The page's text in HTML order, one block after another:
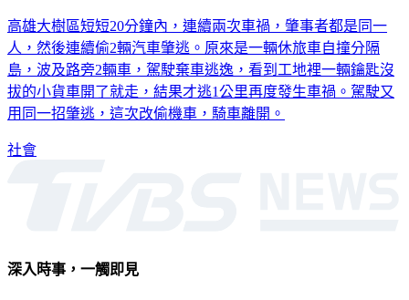
高雄大樹區短短20分鐘內，連續兩次車禍，肇事者都是同一
人，然後連續偷2輛汽車肇逃。原來是一輛休旅車自撞分隔
島，波及路旁2輛車，駕駛棄車逃逸，看到工地裡一輛鑰匙沒
拔的小貨車開了就走，結果才逃1公里再度發生車禍。駕駛又
用同一招肇逃，這次改偷機車，騎車離開。
社會
深入時事，一觸即見